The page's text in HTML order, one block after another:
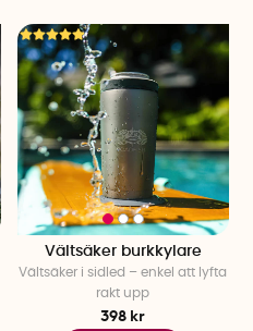
Vältsäker burkkylare
Vältsäker i sidled – enkel att lyfta
rakt upp
398 kr